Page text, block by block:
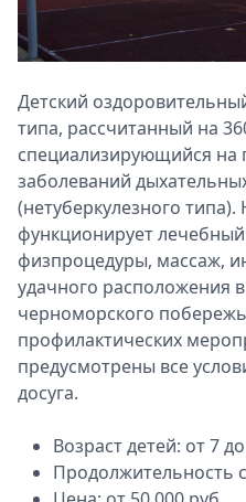
Детский
типа, рассчитанный на
специализирующийся на
заболеваний
(нетуберкулезного
функционирует
физпроцедуры, массаж,
удачного расположения
черноморского
профилактических
предусмотрены все
досуга.
Возраст детей: от 7
Продолжительность